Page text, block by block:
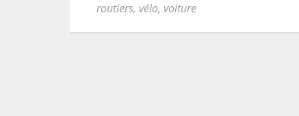
routiers, vélo, voiture